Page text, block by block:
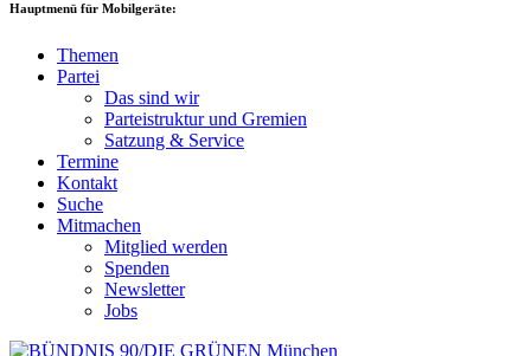
Hauptmenü für Mobilgeräte:
Themen
Partei
Das sind wir
Parteistruktur und Gremien
Satzung & Service
Termine
Kontakt
Suche
Mitmachen
Mitglied werden
Spenden
Newsletter
Jobs